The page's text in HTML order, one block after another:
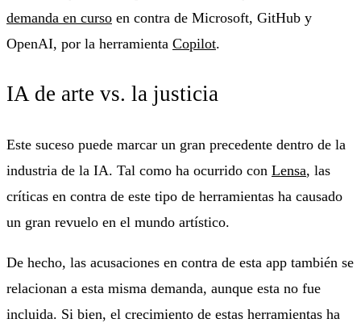
demanda en curso en contra de Microsoft, GitHub y
OpenAI, por la herramienta Copilot.
IA de arte vs. la justicia
Este suceso puede marcar un gran precedente dentro de la
industria de la IA. Tal como ha ocurrido con Lensa, las
críticas en contra de este tipo de herramientas ha causado
un gran revuelo en el mundo artístico.
De hecho, las acusaciones en contra de esta app también se
relacionan a esta misma demanda, aunque esta no fue
incluida. Si bien, el crecimiento de estas herramientas ha